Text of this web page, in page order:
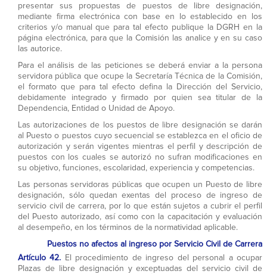
presentar sus propuestas de puestos de libre designación,
mediante firma electrónica con base en lo establecido en los
criterios y/o manual que para tal efecto publique la DGRH en la
página electrónica, para que la Comisión las analice y en su caso
las autorice.
Para el análisis de las peticiones se deberá enviar a la persona
servidora pública que ocupe la Secretaría Técnica de la Comisión,
el formato que para tal efecto defina la Dirección del Servicio,
debidamente integrado y firmado por quien sea titular de la
Dependencia, Entidad o Unidad de Apoyo.
Las autorizaciones de los puestos de libre designación se darán
al Puesto o puestos cuyo secuencial se establezca en el oficio de
autorización y serán vigentes mientras el perfil y descripción de
puestos con los cuales se autorizó no sufran modificaciones en
su objetivo, funciones, escolaridad, experiencia y competencias.
Las personas servidoras públicas que ocupen un Puesto de libre
designación, sólo quedan exentas del proceso de ingreso de
servicio civil de carrera, por lo que están sujetos a cubrir el perfil
del Puesto autorizado, así como con la capacitación y evaluación
al desempeño, en los términos de la normatividad aplicable.
Puestos no afectos al ingreso por Servicio Civil de Carrera
Artículo 42.
El procedimiento de ingreso del personal a ocupar
Plazas de libre designación y exceptuadas del servicio civil de